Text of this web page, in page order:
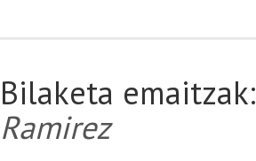
Bilaketa emaitzak:
Ramirez